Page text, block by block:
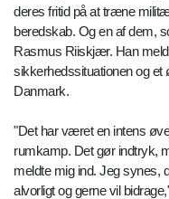
deres fritid på at træne
beredskab. Og en af dem,
Rasmus Riiskjær. Han
sikkerhedssituationen og
Danmark.
"Det har været en intens
rumkamp. Det gør indtryk,
meldte mig ind. Jeg synes,
alvorligt og gerne vil